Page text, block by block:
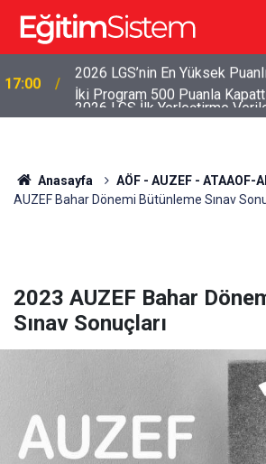
12:45
2026 LGS İlk Yerleştirme
Alan Liseler Yüzde 95,76
Anasayfa AÖF - AUZEF - ATAAOF-
AUZEF Bahar Dönemi Bütünleme Sınav
2023 AUZEF Bahar
Sınav Sonuçları